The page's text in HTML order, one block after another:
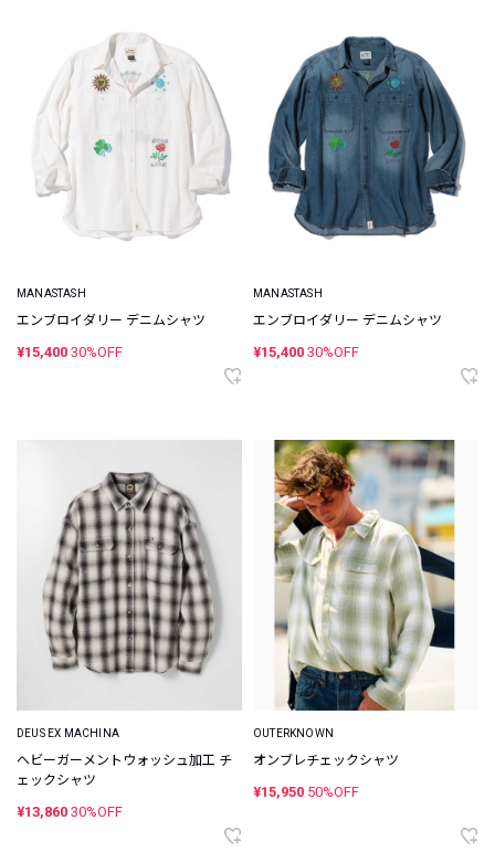
MANASTASH
エンブロイダリー デニムシャツ
¥15,400 30%OFF
MANASTASH
エンブロイダリー デニムシャツ
¥15,400 30%OFF
DEUS EX MACHINA
ヘビーガーメントウォッシュ加工 チ
ェックシャツ
¥13,860 30%OFF
OUTERKNOWN
オンブレチェックシャツ
¥15,950 50%OFF